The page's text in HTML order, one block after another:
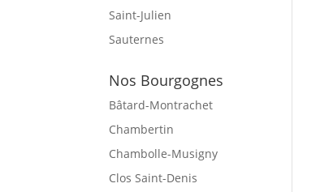
Saint-Julien
Sauternes
Nos Bourgognes
Bâtard-Montrachet
Chambertin
Chambolle-Musigny
Clos Saint-Denis